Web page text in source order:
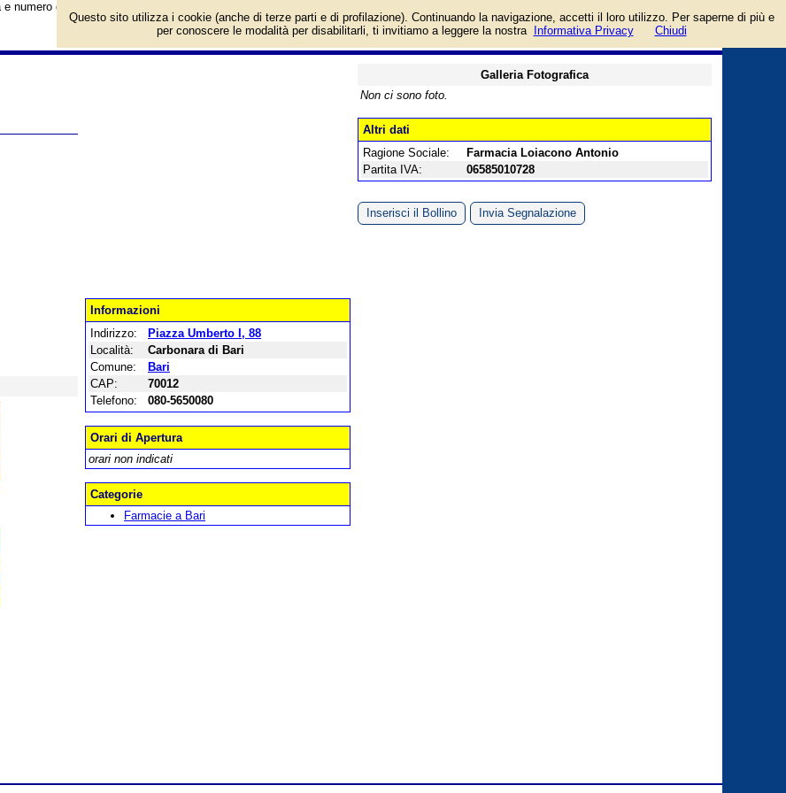
guida
numero di telefono di Farmacia Loiacono a Bari, Piazza Umberto I. Categoria Farmacie.
Informazioni
Indirizzo:
Piazza Umberto I, 88
Località:
Carbonara di Bari
Comune:
Bari
CAP:
70012
Telefono:
080-5650080
Orari di Apertura
orari non indicati
Categorie
Farmacie a Bari
Galleria Fotografica
Non ci sono foto.
Altri dati
Ragione Sociale:
Farmacia Loiacono Antonio
Partita IVA:
06585010728
Inserisci il Bollino Invia Segnalazione
Questo sito utilizza i cookie (anche di terze parti e di profilazione). Continuando la navigazione, accetti il loro utilizzo. Per saperne di più e
per conoscere le modalità per disabilitarli, ti invitiamo a leggere la nostra
Informativa Privacy Chiudi